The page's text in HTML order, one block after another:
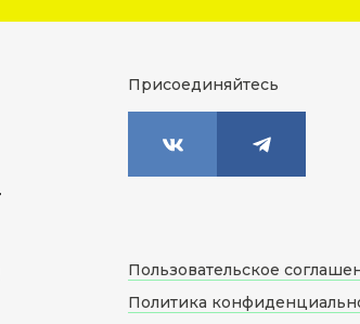
Присоединяйтесь
Пользовательское
Политика